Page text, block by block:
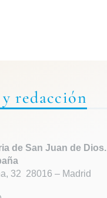
redacción
de San Juan de Dios.
32 28016 – Madrid